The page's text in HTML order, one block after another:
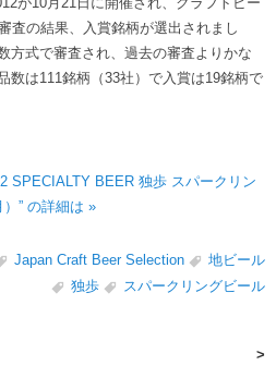
査の結果、入賞銘柄が選出されまし
方式で審査され、過去の審査よりかな
数は111銘柄（33社）で入賞は19銘柄で
SPECIALTY BEER 独歩 スパークリン
” の詳細は »
Japan Craft Beer Selection
地ビール
独歩
スパークリングビール